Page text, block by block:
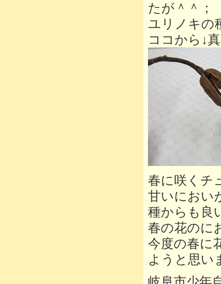
たが＾＾；
ユリノキの
ココから↓
春に咲くチ
甘いにおい
種からも良
春の花のに
今度の春に
ようと思い